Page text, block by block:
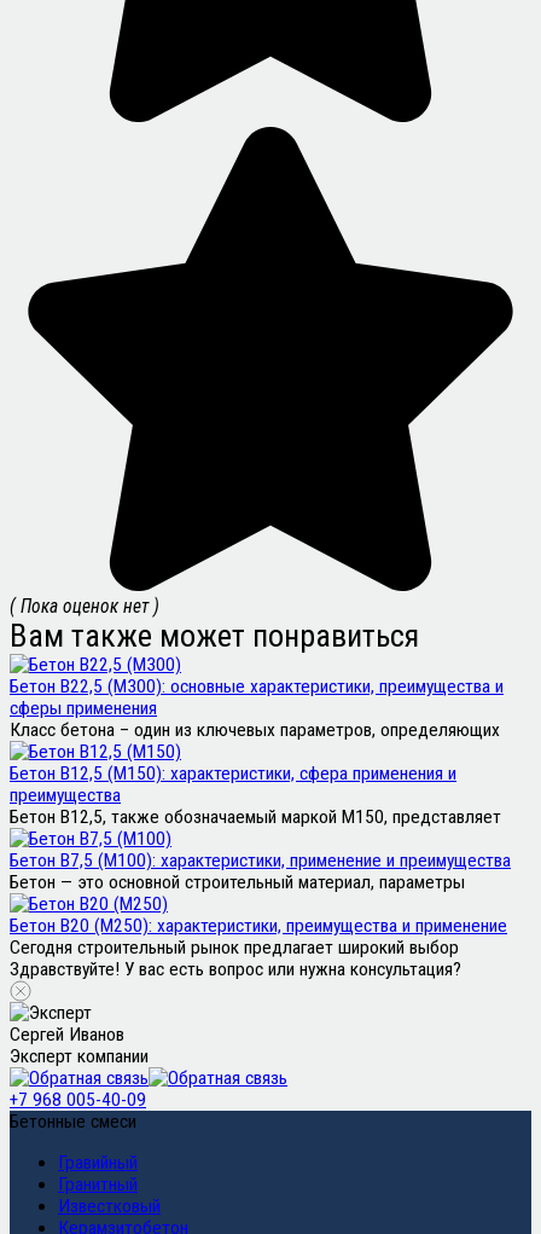
( Пока оценок нет )
Вам также может понравиться
Бетон В22,5 (М300): основные характеристики, преимущества и
сферы применения
Класс бетона – один из ключевых параметров, определяющих
Бетон В12,5 (М150): характеристики, сфера применения и
преимущества
Бетон В12,5, также обозначаемый маркой М150, представляет
Бетон В7,5 (М100): характеристики, применение и преимущества
Бетон — это основной строительный материал, параметры
Бетон В20 (М250): характеристики, преимущества и применение
Сегодня строительный рынок предлагает широкий выбор
Здравствуйте! У вас есть вопрос или нужна консультация?
Сергей Иванов
Эксперт компании
+7 968 005-40-09
Бетонные смеси
Гравийный
Гранитный
Известковый
Керамзитобетон